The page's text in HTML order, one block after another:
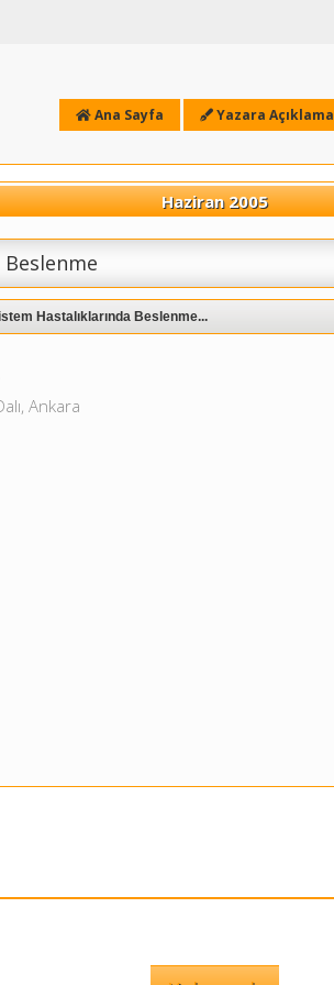
Ana Sayfa Yazara Açıklama
Haziran 2005
Hastalıklarında Beslenme...
Ankara